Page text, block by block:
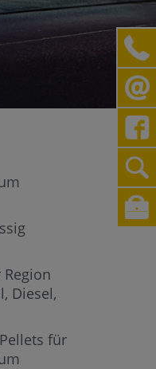
Diesel,
für